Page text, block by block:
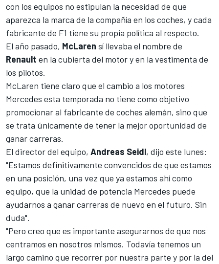
con los equipos no estipulan la necesidad de que
aparezca la marca de la compañía en los coches, y cada
fabricante de F1 tiene su propia política al respecto.
El año pasado, McLaren sí llevaba el nombre de
Renault en la cubierta del motor y en la vestimenta de
los pilotos.
McLaren tiene claro que el cambio a los motores
Mercedes esta temporada no tiene como objetivo
promocionar al fabricante de coches alemán, sino que
se trata únicamente de tener la mejor oportunidad de
ganar carreras.
El director del equipo, Andreas Seidl, dijo este lunes:
"Estamos definitivamente convencidos de que estamos
en una posición, una vez que ya estamos ahí como
equipo, que la unidad de potencia Mercedes puede
ayudarnos a ganar carreras de nuevo en el futuro. Sin
duda".
"Pero creo que es importante asegurarnos de que nos
centramos en nosotros mismos. Todavía tenemos un
largo camino que recorrer por nuestra parte y por la del